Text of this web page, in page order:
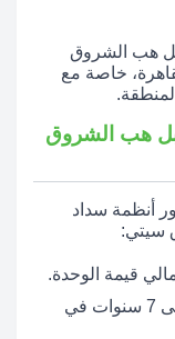
هب الشروق
خاصة مع
هب الشروق
أنظمة سداد
سيتي:
فترة التقسيط: تصل مدة التقسيط إلى 7 سنوات في